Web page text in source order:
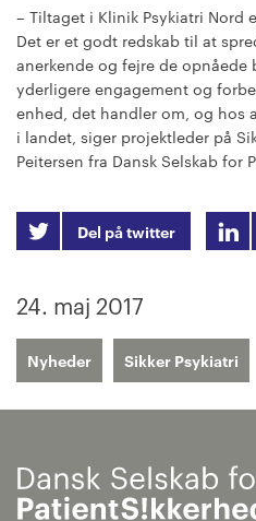
– Tiltaget i Klinik Psykiatri Nord
Det er et godt redskab til at
anerkende og fejre de opnåede
yderligere engagement og
enhed, det handler om, og hos
i landet, siger projektleder på
Peitersen fra Dansk Selskab for
Del på twitter
24. maj 2017
Nyheder Sikker Psykiatri